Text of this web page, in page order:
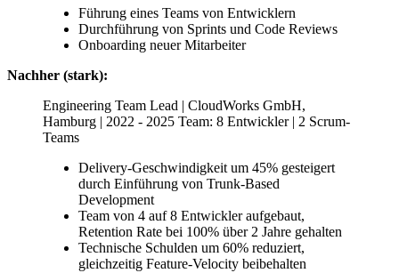
Führung eines Teams von Entwicklern
Durchführung von Sprints und Code Reviews
Onboarding neuer Mitarbeiter
Nachher (stark):
Engineering Team Lead | CloudWorks GmbH,
Hamburg | 2022 - 2025 Team: 8 Entwickler | 2 Scrum-
Teams
Delivery-Geschwindigkeit um 45% gesteigert
durch Einführung von Trunk-Based
Development
Team von 4 auf 8 Entwickler aufgebaut,
Retention Rate bei 100% über 2 Jahre gehalten
Technische Schulden um 60% reduziert,
gleichzeitig Feature-Velocity beibehalten